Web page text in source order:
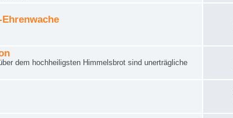
dem hochheiligsten Himmelsbrot sind unerträgliche